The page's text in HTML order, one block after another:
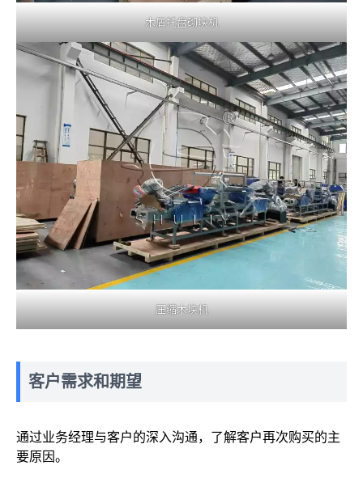
木屑托盘砌块机
压缩木块机
客户需求和期望
通过业务经理与客户的深入沟通，了解客户再次购买的主
要原因。